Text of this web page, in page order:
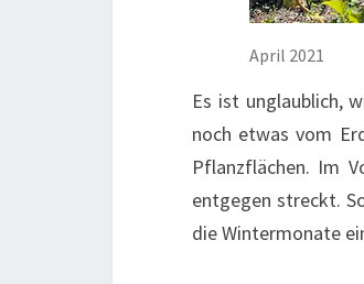
April 2021
Es ist unglaublich,
noch etwas vom
Pflanzflächen. Im
entgegen streckt.
die Wintermonate